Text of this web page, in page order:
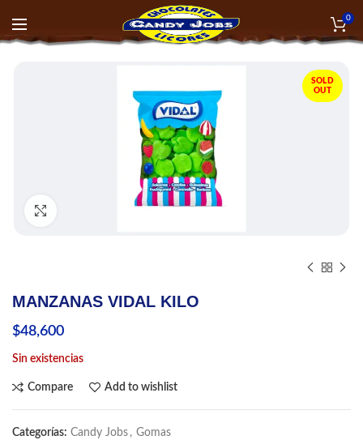
0
SOLD
OUT
MANZANAS VIDAL KILO
$48,600
Sin existencias
Compare Add to wishlist
Categorías: Candy Jobs , Gomas